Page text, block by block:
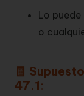
Lo
o
🧾
47.1: